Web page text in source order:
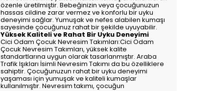
özenle üretilmiştir. Bebeğinizin veya çocuğunuzun
hassas cildine zarar vermez ve konforlu bir uyku
deneyimi sağlar. Yumuşak ve nefes alabilen kumaşı
sayesinde çocuğunuz rahat bir şekilde uyuyabilir.
Yüksek Kaliteli ve Rahat Bir Uyku Deneyimi
Cici Odam Çocuk Nevresim Takımları:Cici Odam
Çocuk Nevresim Takımları, yüksek kalite
standartlarına uygun olarak tasarlanmıştır. Araba
Trafik Işıkları İsimli Nevresim Takımı da bu özelliklere
sahiptir. Çocuğunuzun rahat bir uyku deneyimi
yaşaması için yumuşak ve kaliteli kumaşlar
kullanılmıştır. Nevresim takımı, çocuğun